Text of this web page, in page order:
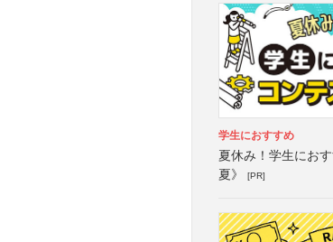
学生におすすめ
夏休み！学生にお
夏》
[PR]